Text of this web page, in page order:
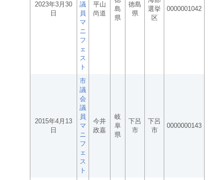
2023年3月30
日
議
員
マ
ニ
フ
ェ
ス
ト
平山
尚道
島
県
徳島
県
選挙
区
0000001042
2015年4月13
日
市
議
会
議
員
マ
ニ
フ
ェ
ス
ト
今井
政嘉
岐
阜
県
下呂
市
下呂
市
0000000143